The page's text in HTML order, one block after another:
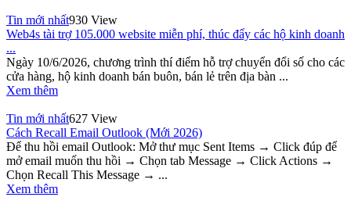
Tin mới nhất930 View
Web4s tài trợ 105.000 website miễn phí, thúc đẩy các hộ kinh doanh
...
Ngày 10/6/2026, chương trình thí điểm hỗ trợ chuyển đổi số cho các
cửa hàng, hộ kinh doanh bán buôn, bán lẻ trên địa bàn ...
Xem thêm
Tin mới nhất627 View
Cách Recall Email Outlook (Mới 2026)
Để thu hồi email Outlook: Mở thư mục Sent Items → Click đúp để
mở email muốn thu hồi → Chọn tab Message → Click Actions →
Chọn Recall This Message → ...
Xem thêm